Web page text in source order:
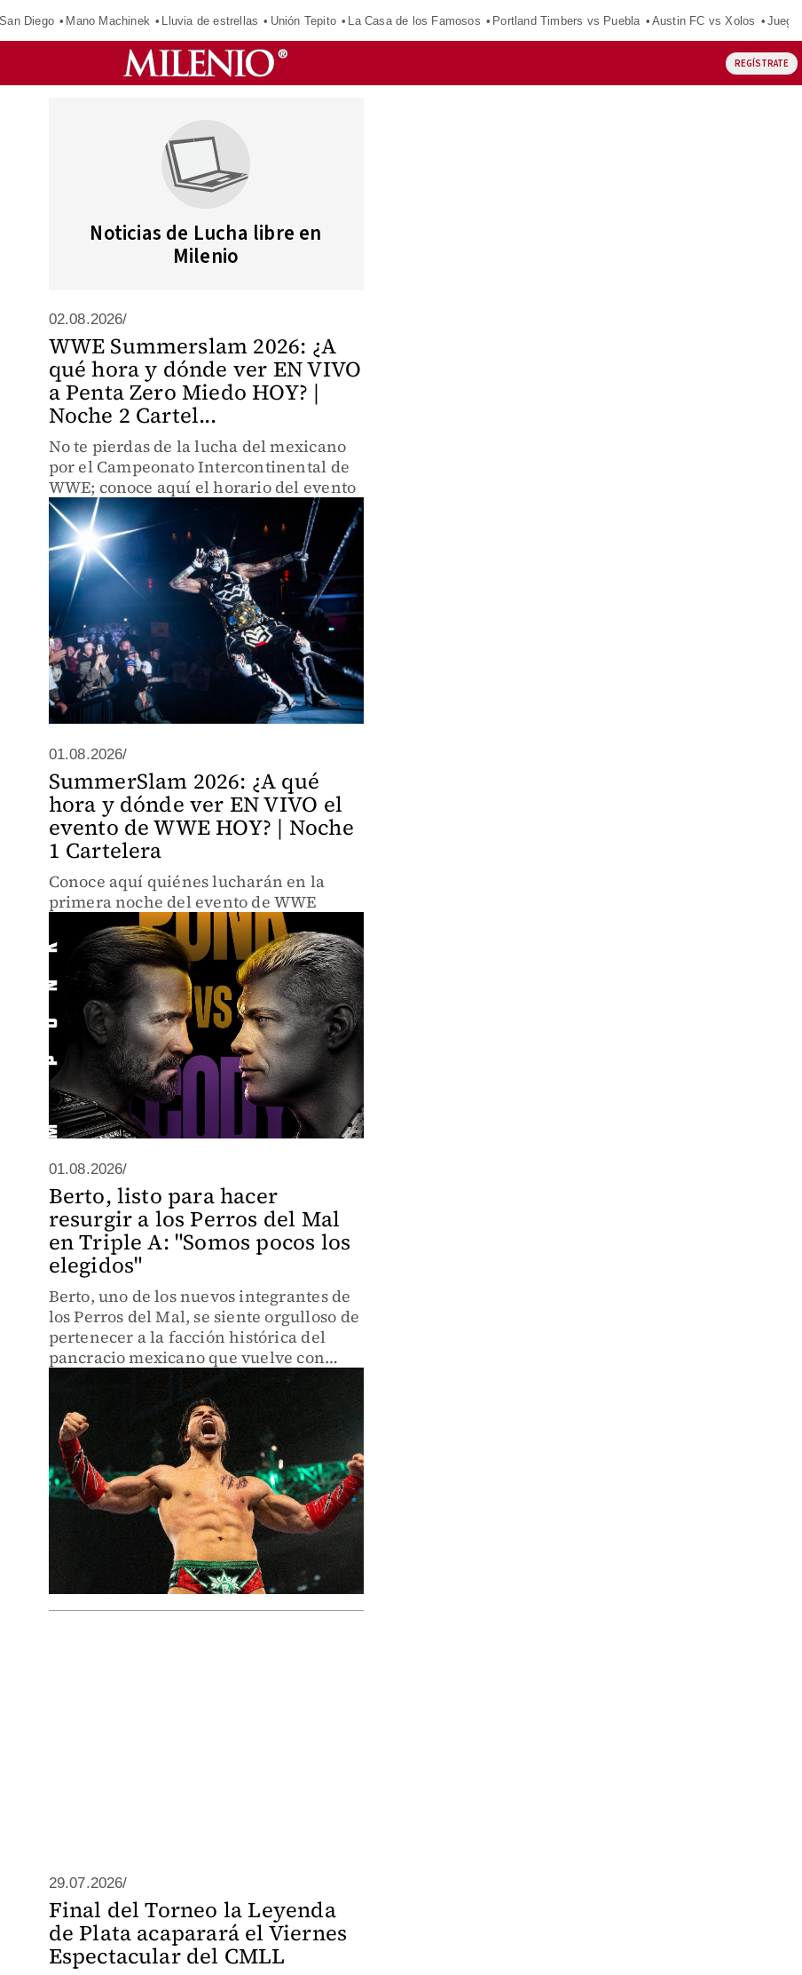
Diego Mano Machinek Lluvia de estrellas Unión Tepito La Casa de los Famosos Portland Timbers vs Puebla Austin FC vs Xolos
REGÍSTRATE
Noticias de Lucha libre en
Milenio
02.08.2026/
WWE Summerslam 2026: ¿A
qué hora y dónde ver EN VIVO
a Penta Zero Miedo HOY? |
Noche 2 Cartel...
No te pierdas de la lucha del mexicano
por el Campeonato Intercontinental de
WWE; conoce aquí el horario del evento
01.08.2026/
SummerSlam 2026: ¿A qué
hora y dónde ver EN VIVO el
evento de WWE HOY? | Noche
1 Cartelera
Conoce aquí quiénes lucharán en la
primera noche del evento de WWE
01.08.2026/
Berto, listo para hacer
resurgir a los Perros del Mal
en Triple A: "Somos pocos los
elegidos"
Berto, uno de los nuevos integrantes de
los Perros del Mal, se siente orgulloso de
pertenecer a la facción histórica del
pancracio mexicano que vuelve con
Triple A y se presentará hoy en Verano
29.07.2026/
Final del Torneo la Leyenda
de Plata acaparará el Viernes
Espectacular del CMLL